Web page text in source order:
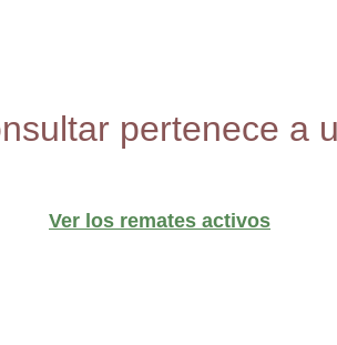
pertenece a
Ver los remates activos